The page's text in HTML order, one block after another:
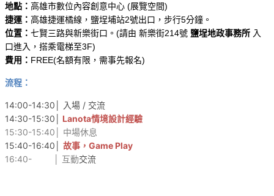
地點： 高雄市數位內容創意中心 (展覽空間)
捷運： 高雄捷運橘線，鹽埕埔站2號出口，步行5分鐘。
位置： 七賢三路與新樂街口。(請由 新樂街214號 鹽埕地政事務所 入
口進入，搭乘電梯至3F)
費用： FREE(名額有限，需事先報名)
流程：
14:00-14:30│ 入場 / 交流
14:30-15:30│
Lanota情境設計經驗
15:30-15:40│ 中場休息
15:40-16:40│
故事，Game Play
16:40- │ 互動交流